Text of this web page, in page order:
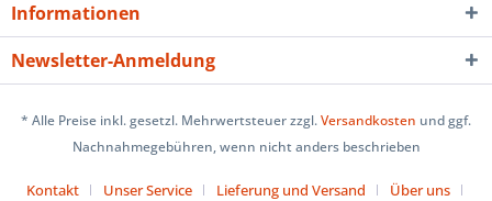
Informationen
Newsletter-Anmeldung
* Alle Preise inkl. gesetzl. Mehrwertsteuer zzgl.Versandkosten und ggf.
Nachnahmegebühren, wenn nicht anders beschrieben
Kontakt Unser Service Lieferung und Versand
Über uns